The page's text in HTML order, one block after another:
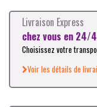
Livraison Express
chez vous en 24/
Choisissez votre
Voir les détails de